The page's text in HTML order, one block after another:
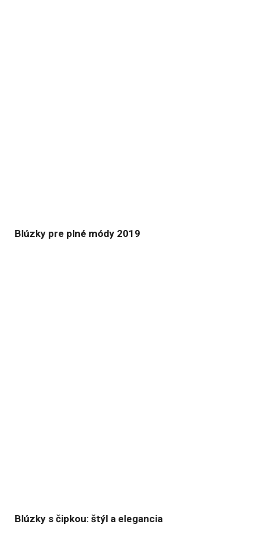
Blúzky pre plné módy 2019
Blúzky s čipkou: štýl a elegancia